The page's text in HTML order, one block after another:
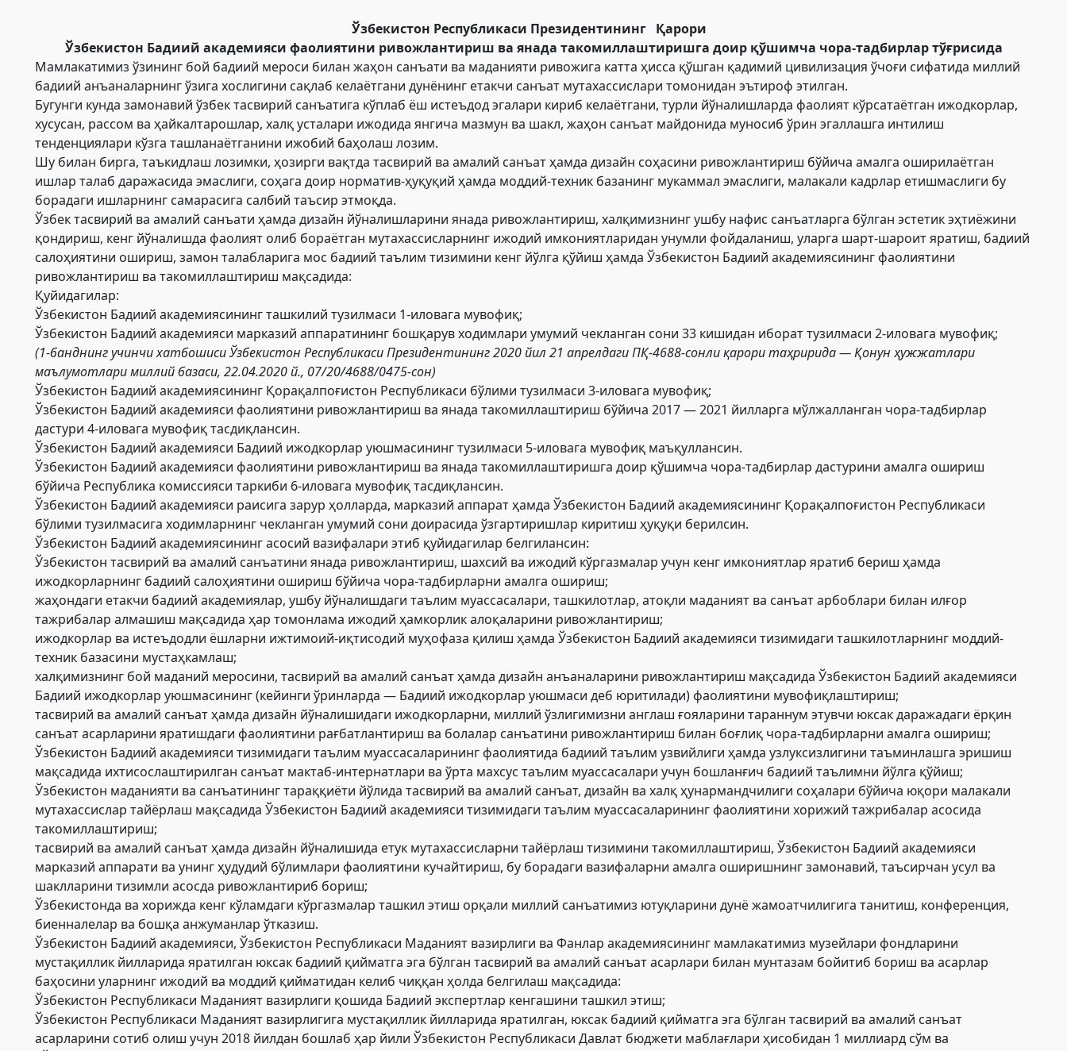
Ўзбекистон Республикаси Президентининг Қарори
Ўзбекистон Бадиий академияси фаолиятини ривожлантириш ва янада такомиллаштиришга доир қўшимча чора-тадбирлар тўғрисида
Мамлакатимиз ўзининг бой бадиий мероси билан жаҳон санъати ва маданияти ривожига катта ҳисса қўшган қадимий цивилизация ўчоғи сифатида миллий
бадиий анъаналарнинг ўзига хослигини сақлаб келаётгани дунёнинг етакчи санъат мутахассислари томонидан эътироф этилган.
Бугунги кунда замонавий ўзбек тасвирий санъатига кўплаб ёш истеъдод эгалари кириб келаётгани, турли йўналишларда фаолият кўрсатаётган ижодкорлар,
хусусан, рассом ва ҳайкалтарошлар, халқ усталари ижодида янгича мазмун ва шакл, жаҳон санъат майдонида муносиб ўрин эгаллашга интилиш
тенденциялари кўзга ташланаётганини ижобий баҳолаш лозим.
Шу билан бирга, таъкидлаш лозимки, ҳозирги вақтда тасвирий ва амалий санъат ҳамда дизайн соҳасини ривожлантириш бўйича амалга оширилаётган
ишлар талаб даражасида эмаслиги, соҳага доир норматив-ҳуқуқий ҳамда моддий-техник базанинг мукаммал эмаслиги, малакали кадрлар етишмаслиги бу
борадаги ишларнинг самарасига салбий таъсир этмоқда.
Ўзбек тасвирий ва амалий санъати ҳамда дизайн йўналишларини янада ривожлантириш, халқимизнинг ушбу нафис санъатларга бўлган эстетик эҳтиёжини
қондириш, кенг йўналишда фаолият олиб бораётган мутахассисларнинг ижодий имкониятларидан унумли фойдаланиш, уларга шарт-шароит яратиш, бадиий
салоҳиятини ошириш, замон талабларига мос бадиий таълим тизимини кенг йўлга қўйиш ҳамда Ўзбекистон Бадиий академиясининг фаолиятини
ривожлантириш ва такомиллаштириш мақсадида:
Қуйидагилар:
Ўзбекистон Бадиий академиясининг ташкилий тузилмаси 1-иловага мувофиқ;
Ўзбекистон Бадиий академияси марказий аппаратининг бошқарув ходимлари умумий чекланган сони 33 кишидан иборат тузилмаси 2-иловага мувофиқ;
(1-банднинг учинчи хатбошиси Ўзбекистон Республикаси Президентининг 2020 йил 21 апрелдаги ПҚ-4688-сонлиқароритаҳририда — Қонун ҳужжатлари
маълумотлари миллий базаси, 22.04.2020 й., 07/20/4688/0475-сон)
Ўзбекистон Бадиий академиясининг Қорақалпоғистон Республикаси бўлими тузилмаси 3-иловага мувофиқ;
Ўзбекистон Бадиий академияси фаолиятини ривожлантириш ва янада такомиллаштириш бўйича 2017 — 2021 йилларга мўлжалланган чора-тадбирлар
дастури 4-иловага мувофиқ тасдиқлансин.
Ўзбекистон Бадиий академияси Бадиий ижодкорлар уюшмасининг тузилмаси 5-иловага мувофиқ маъқуллансин.
Ўзбекистон Бадиий академияси фаолиятини ривожлантириш ва янада такомиллаштиришга доир қўшимча чора-тадбирлар дастурини амалга ошириш
бўйича Республика комиссияси таркиби 6-иловага мувофиқ тасдиқлансин.
Ўзбекистон Бадиий академияси раисига зарур ҳолларда, марказий аппарат ҳамда Ўзбекистон Бадиий академиясининг Қорақалпоғистон Республикаси
бўлими тузилмасига ходимларнинг чекланган умумий сони доирасида ўзгартиришлар киритиш ҳуқуқи берилсин.
Ўзбекистон Бадиий академиясининг асосий вазифалари этиб қуйидагилар белгилансин:
Ўзбекистон тасвирий ва амалий санъатини янада ривожлантириш, шахсий ва ижодий кўргазмалар учун кенг имкониятлар яратиб бериш ҳамда
ижодкорларнинг бадиий салоҳиятини ошириш бўйича чора-тадбирларни амалга ошириш;
жаҳондаги етакчи бадиий академиялар, ушбу йўналишдаги таълим муассасалари, ташкилотлар, атоқли маданият ва санъат арбоблари билан илғор
тажрибалар алмашиш мақсадида ҳар томонлама ижодий ҳамкорлик алоқаларини ривожлантириш;
ижодкорлар ва истеъдодли ёшларни ижтимоий-иқтисодий муҳофаза қилиш ҳамда Ўзбекистон Бадиий академияси тизимидаги ташкилотларнинг моддий-
техник базасини мустаҳкамлаш;
халқимизнинг бой маданий меросини, тасвирий ва амалий санъат ҳамда дизайн анъаналарини ривожлантириш мақсадида Ўзбекистон Бадиий академияси
Бадиий ижодкорлар уюшмасининг (кейинги ўринларда — Бадиий ижодкорлар уюшмаси деб юритилади) фаолиятини мувофиқлаштириш;
тасвирий ва амалий санъат ҳамда дизайн йўналишидаги ижодкорларни, миллий ўзлигимизни англаш ғояларини тараннум этувчи юксак даражадаги ёрқин
санъат асарларини яратишдаги фаолиятини рағбатлантириш ва болалар санъатини ривожлантириш билан боғлиқ чора-тадбирларни амалга ошириш;
Ўзбекистон Бадиий академияси тизимидаги таълим муассасаларининг фаолиятида бадиий таълим узвийлиги ҳамда узлуксизлигини таъминлашга эришиш
мақсадида ихтисослаштирилган санъат мактаб-интернатлари ва ўрта махсус таълим муассасалари учун бошланғич бадиий таълимни йўлга қўйиш;
Ўзбекистон маданияти ва санъатининг тараққиёти йўлида тасвирий ва амалий санъат, дизайн ва халқ ҳунармандчилиги соҳалари бўйича юқори малакали
мутахассислар тайёрлаш мақсадида Ўзбекистон Бадиий академияси тизимидаги таълим муассасаларининг фаолиятини хорижий тажрибалар асосида
такомиллаштириш;
тасвирий ва амалий санъат ҳамда дизайн йўналишида етук мутахассисларни тайёрлаш тизимини такомиллаштириш, Ўзбекистон Бадиий академияси
марказий аппарати ва унинг ҳудудий бўлимлари фаолиятини кучайтириш, бу борадаги вазифаларни амалга оширишнинг замонавий, таъсирчан усул ва
шаклларини тизимли асосда ривожлантириб бориш;
Ўзбекистонда ва хорижда кенг кўламдаги кўргазмалар ташкил этиш орқали миллий санъатимиз ютуқларини дунё жамоатчилигига танитиш, конференция,
биенналелар ва бошқа анжуманлар ўтказиш.
Ўзбекистон Бадиий академияси, Ўзбекистон Республикаси Маданият вазирлиги ва Фанлар академиясининг мамлакатимиз музейлари фондларини
мустақиллик йилларида яратилган юксак бадиий қийматга эга бўлган тасвирий ва амалий санъат асарлари билан мунтазам бойитиб бориш ва асарлар
баҳосини уларнинг ижодий ва моддий қийматидан келиб чиққан ҳолда белгилаш мақсадида:
Ўзбекистон Республикаси Маданият вазирлиги қошида Бадиий экспертлар кенгашини ташкил этиш;
Ўзбекистон Республикаси Маданият вазирлигига мустақиллик йилларида яратилган, юксак бадиий қийматга эга бўлган тасвирий ва амалий санъат
асарларини сотиб олиш учун 2018 йилдан бошлаб ҳар йили Ўзбекистон Республикаси Давлат бюджети маблағлари ҳисобидан 1 миллиард сўм ва